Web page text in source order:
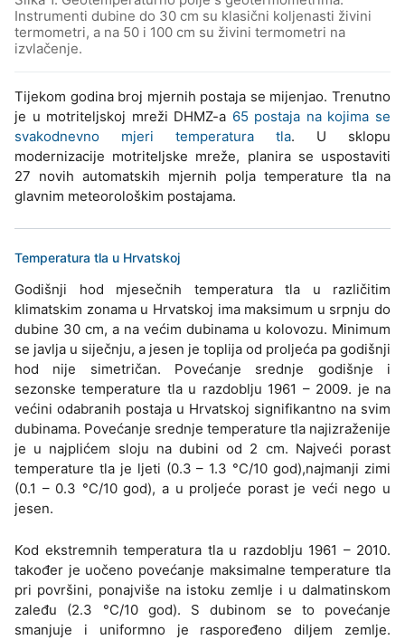
Instrumenti dubine do 30 cm su klasični koljenasti živini
termometri, a na 50 i 100 cm su živini termometri na
izvlačenje.
Tijekom godina broj mjernih postaja se mijenjao. Trenutno
je u motriteljskoj mreži DHMZ-a 65 postaja na kojima se
svakodnevno mjeri temperatura tla. U sklopu
modernizacije motriteljske mreže, planira se uspostaviti
27 novih automatskih mjernih polja temperature tla na
glavnim meteorološkim postajama.
Temperatura tla u Hrvatskoj
Godišnji hod mjesečnih temperatura tla u različitim
klimatskim zonama u Hrvatskoj ima maksimum u srpnju do
dubine 30 cm, a na većim dubinama u kolovozu. Minimum
se javlja u siječnju, a jesen je toplija od proljeća pa godišnji
hod nije simetričan. Povećanje srednje godišnje i
sezonske temperature tla u razdoblju 1961 – 2009. je na
većini odabranih postaja u Hrvatskoj signifikantno na svim
dubinama. Povećanje srednje temperature tla najizraženije
je u najplićem sloju na dubini od 2 cm. Najveći porast
temperature tla je ljeti (0.3 – 1.3 °C/10 god),najmanji zimi
(0.1 – 0.3 °C/10 god), a u proljeće porast je veći nego u
jesen.
Kod ekstremnih temperatura tla u razdoblju 1961 – 2010.
također je uočeno povećanje maksimalne temperature tla
pri površini, ponajviše na istoku zemlje i u dalmatinskom
zaleđu (2.3 °C/10 god). S dubinom se to povećanje
smanjuje i uniformno je raspoređeno diljem zemlje.